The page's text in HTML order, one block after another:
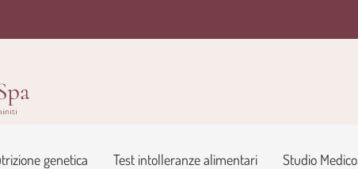
genetica Test intolleranze alimentari Studio Medico